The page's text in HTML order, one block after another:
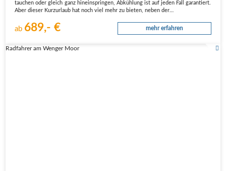
tauchen oder gleich ganz hineinspringen, Abkühlung ist auf jeden Fall garantiert.
Aber dieser Kurzurlaub hat noch viel mehr zu bieten, neben der…
ab 689,- € mehr erfahren
Radfahrer am Wenger Moor